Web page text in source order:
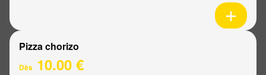
Pizza chorizo
Dès 10.00 €